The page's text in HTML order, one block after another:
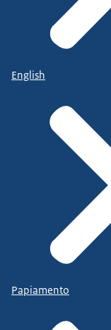
English
Papiamento